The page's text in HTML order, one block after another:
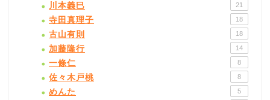
川本義巳 21
寺田真理子 18
古山有則 18
加藤隆行 14
一條仁 8
佐々木戸桃 8
めんた 5